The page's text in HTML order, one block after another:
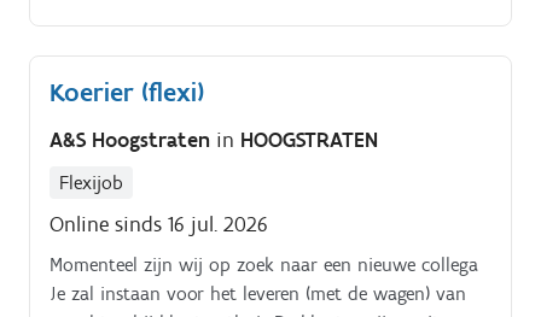
netjes bij ligt.
Koerier (flexi)
A&S Hoogstraten in HOOGSTRATEN
Flexijob
Online sinds 16 jul. 2026
Momenteel zijn wij op zoek naar een nieuwe collega
Je zal instaan voor het leveren (met de wagen) van